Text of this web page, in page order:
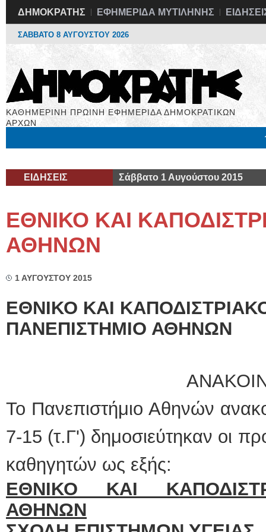
ΔΗΜΟΚΡΑΤΗΣ ΕΦΗΜΕΡΙΔΑ ΜΥΤΙΛΗΝΗΣ
ΣΑΒΒΑΤΟ 8 ΑΥΓΟΥΣΤΟΥ 2026
ΚΑΘΗΜΕΡΙΝΗ ΠΡΩΙΝΗ ΕΦΗΜΕΡΙΔΑ ΔΗΜΟΚΡΑΤΙΚΩΝ
ΑΡΧΩΝ
ΕΙΔΗΣΕΙΣ Σάββατο 1 Αυγούστου 2015
ΕΘΝΙΚΟ ΚΑΙ
ΑΘΗΝΩΝ
1 ΑΥΓΟΥΣΤΟΥ 2015
ΕΘΝΙΚΟ ΚΑΙ
ΠΑΝΕΠΙΣΤΗΜΙΟ ΑΘΗΝΩΝ
Το Πανεπιστήμιο Αθηνών
7-15 (τ.Γ') δημοσιεύτηκαν οι
καθηγητών ως εξής:
ΕΘΝΙΚΟ ΚΑΙ
ΑΘΗΝΩΝ